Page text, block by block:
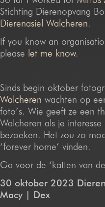
Stichting Dierenopvang
Dierenasiel Walcheren.
If you know an
please let me know.
Sinds begin oktober
Walcheren wachten op
foto’s. Wie geeft ze een
Walcheren als je
bezoeken. Het zou zo
‘forever home’ vinden.
Ga voor de ‘katten van
30 oktober 2023
Macy | Dex